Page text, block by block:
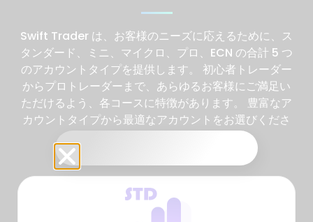
Swift Trader は、お客様のニーズに応えるために、ス
タンダード、ミニ、マイクロ、プロ、ECN の合計 5 つ
のアカウントタイプを提供します。 初心者トレーダー
からプロトレーダーまで、あらゆるお客様にご満足い
ただけるよう、各コースに特徴があります。 豊富なア
カウントタイプから最適なアカウントをお選びくださ